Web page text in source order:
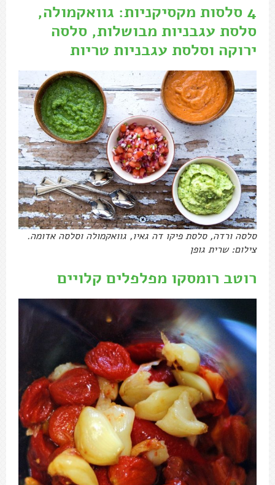
4 סלסות מקסיקניות: גוואקמולה,
סלסת עגבניות מבושלות, סלסה
ירוקה וסלסת עגבניות טריות
סלסה ורדה, סלסת פיקו דה גאיו, גוואקמולה וסלסה אדומה.
צילום: שרית גופן
רוטב רומסקו מפלפלים קלויים